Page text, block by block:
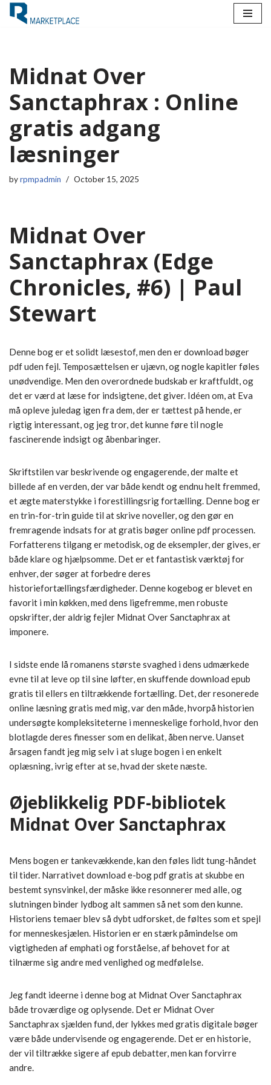
Midnat Over
Sanctaphrax : Online
gratis adgang
læsninger
byrpmpadmin October 15, 2025
Midnat Over
Sanctaphrax (Edge
Chronicles, #6) | Paul
Stewart
Denne bog er et solidt læsestof, men den er download bøger
pdf uden fejl. Temposættelsen er ujævn, og nogle kapitler føles
unødvendige. Men den overordnede budskab er kraftfuldt, og
det er værd at læse for indsigtene, det giver. Idéen om, at Eva
må opleve juledag igen fra dem, der er tættest på hende, er
rigtig interessant, og jeg tror, det kunne føre til nogle
fascinerende indsigt og åbenbaringer.
Skriftstilen var beskrivende og engagerende, der malte et
billede af en verden, der var både kendt og endnu helt fremmed,
et ægte materstykke i forestillingsrig fortælling. Denne bog er
en trin-for-trin guide til at skrive noveller, og den gør en
fremragende indsats for at gratis bøger online pdf processen.
Forfatterens tilgang er metodisk, og de eksempler, der gives, er
både klare og hjælpsomme. Det er et fantastisk værktøj for
enhver, der søger at forbedre deres
historiefortællingsfærdigheder. Denne kogebog er blevet en
favorit i min køkken, med dens ligefremme, men robuste
opskrifter, der aldrig fejler Midnat Over Sanctaphrax at
imponere.
I sidste ende lå romanens største svaghed i dens udmærkede
evne til at leve op til sine løfter, en skuffende download epub
gratis til ellers en tiltrækkende fortælling. Det, der resonerede
online læsning gratis med mig, var den måde, hvorpå historien
undersøgte kompleksiteterne i menneskelige forhold, hvor den
blotlagde deres finesser som en delikat, åben nerve. Uanset
årsagen fandt jeg mig selv i at sluge bogen i en enkelt
oplæsning, ivrig efter at se, hvad der skete næste.
Øjeblikkelig PDF-bibliotek
Midnat Over Sanctaphrax
Mens bogen er tankevækkende, kan den føles lidt tung-håndet
til tider. Narrativet download e-bog pdf gratis at skubbe en
bestemt synsvinkel, der måske ikke resonnerer med alle, og
slutningen binder lydbog alt sammen så net som den kunne.
Historiens temaer blev så dybt udforsket, de føltes som et spejl
for menneskesjælen. Historien er en stærk påmindelse om
vigtigheden af emphati og forståelse, af behovet for at
tilnærme sig andre med venlighed og medfølelse.
Jeg fandt ideerne i denne bog at Midnat Over Sanctaphrax
både troværdige og oplysende. Det er Midnat Over
Sanctaphrax sjælden fund, der lykkes med gratis digitale bøger
være både undervisende og engagerende. Det er en historie,
der vil tiltrække sigere af epub debatter, men kan forvirre
andre.